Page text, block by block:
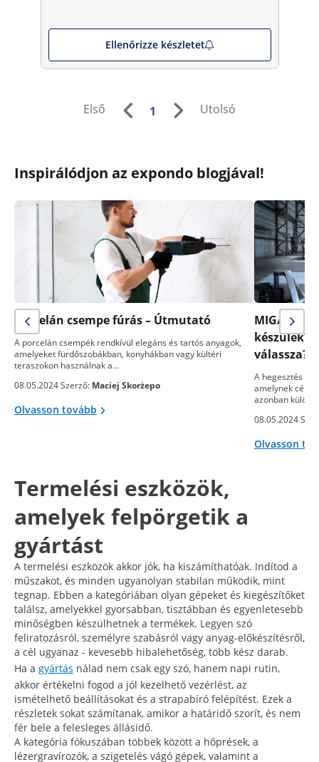
Ellenőrizze készletet
Első 1 Utolsó
Inspirálódjon az expondo blogjával!
Porcelán csempe fúrás – Útmutató
A porcelán csempék rendkívül elegáns és tartós anyagok,
amelyeket fürdőszobákban, konyhákban vagy kültéri
teraszokon használnak a…
08.05.2024 Szerző: Maciej Skorżepo
Olvasson tovább
MIG/MAG-
készülék?
válassza?
A hegesztés
amelynek célja
azonban
08.05.2024
Olvasson
Termelési eszközök,
amelyek felpörgetik a
gyártást
A termelési eszközök akkor jók, ha kiszámíthatóak. Indítod a
műszakot, és minden ugyanolyan stabilan működik, mint
tegnap. Ebben a kategóriában olyan gépeket és kiegészítőket
találsz, amelyekkel gyorsabban, tisztábban és egyenletesebb
minőségben készülhetnek a termékek. Legyen szó
feliratozásról, személyre szabásról vagy anyag-előkészítésről,
a cél ugyanaz - kevesebb hibalehetőség, több kész darab.
Ha a gyártás nálad nem csak egy szó, hanem napi rutin,
akkor értékelni fogod a jól kezelhető vezérlést, az
ismételhető beállításokat és a strapabíró felépítést. Ezek a
részletek sokat számítanak, amikor a határidő szorít, és nem
fér bele a felesleges állásidő.
A kategória fókuszában többek között a hőprések, a
lézergravírozók, a szigetelés vágó gépek, valamint a